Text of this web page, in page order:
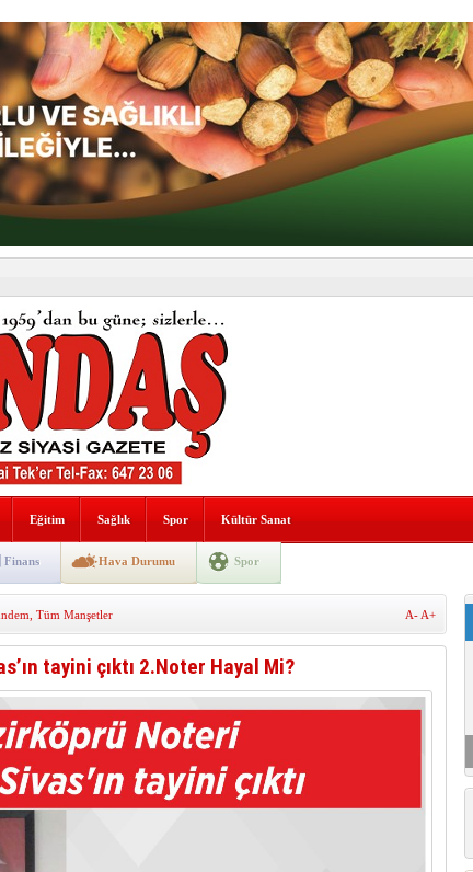
depremi yaşandı!
Yönetmelik kapsamlı şekilde
2’si Çocuk 5 Yaralı
yürüyüşü
Eğitim Sağlık Spor Kültür Sanat
Finans Hava Durumu Spor
Tüm Manşetler A- A+
tayini çıktı 2.Noter Hayal Mi?